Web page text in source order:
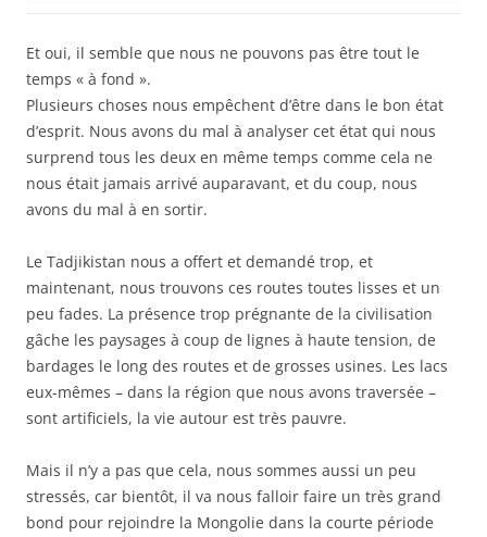
Et oui, il semble que nous ne pouvons pas être tout le
temps « à fond ».
Plusieurs choses nous empêchent d’être dans le bon état
d’esprit. Nous avons du mal à analyser cet état qui nous
surprend tous les deux en même temps comme cela ne
nous était jamais arrivé auparavant, et du coup, nous
avons du mal à en sortir.
Le Tadjikistan nous a offert et demandé trop, et
maintenant, nous trouvons ces routes toutes lisses et un
peu fades. La présence trop prégnante de la civilisation
gâche les paysages à coup de lignes à haute tension, de
bardages le long des routes et de grosses usines. Les lacs
eux-mêmes – dans la région que nous avons traversée –
sont artificiels, la vie autour est très pauvre.
Mais il n’y a pas que cela, nous sommes aussi un peu
stressés, car bientôt, il va nous falloir faire un très grand
bond pour rejoindre la Mongolie dans la courte période